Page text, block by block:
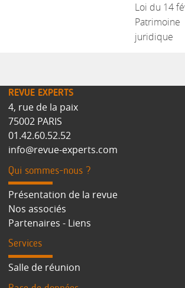
Loi du 14
Patrimoine
juridique
REVUE EXPERTS
4, rue de la paix
75002 PARIS
01.42.60.52.52
info@revue-experts.com
Qui sommes-nous ?
Présentation de la revue
Nos associés
Partenaires - Liens
Services
Salle de réunion